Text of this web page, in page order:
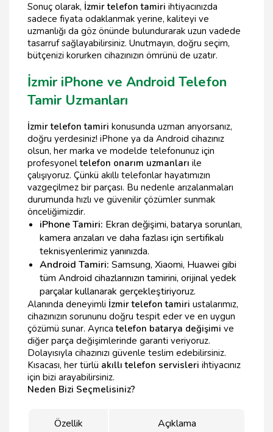
Sonuç olarak, İzmir telefon tamiri ihtiyacınızda
sadece fiyata odaklanmak yerine, kaliteyi ve
uzmanlığı da göz önünde bulundurarak uzun vadede
tasarruf sağlayabilirsiniz. Unutmayın, doğru seçim,
bütçenizi korurken cihazınızın ömrünü de uzatır.
İzmir iPhone ve Android Telefon
Tamir Uzmanları
İzmir telefon tamiri konusunda uzman arıyorsanız,
doğru yerdesiniz! iPhone ya da Android cihazınız
olsun, her marka ve modelde telefonunuz için
profesyoneltelefon onarım uzmanları ile
çalışıyoruz. Çünkü akıllı telefonlar hayatımızın
vazgeçilmez bir parçası. Bu nedenle arızalanmaları
durumunda hızlı ve güvenilir çözümler sunmak
önceliğimizdir.
iPhone Tamiri: Ekran değişimi, batarya sorunları,
kamera arızaları ve daha fazlası için sertifikalı
teknisyenlerimiz yanınızda.
Android Tamiri: Samsung, Xiaomi, Huawei gibi
tüm Android cihazlarınızın tamirini, orijinal yedek
parçalar kullanarak gerçekleştiriyoruz.
Alanında deneyimli İzmir telefon tamiri ustalarımız,
cihazınızın sorununu doğru tespit eder ve en uygun
çözümü sunar. Ayrıcatelefon batarya değişimi ve
diğer parça değişimlerinde garanti veriyoruz.
Dolayısıyla cihazınızı güvenle teslim edebilirsiniz.
Kısacası, her türlü akıllı telefon servisleri ihtiyacınız
için bizi arayabilirsiniz.
Neden Bizi Seçmelisiniz?
Özellik Açıklama